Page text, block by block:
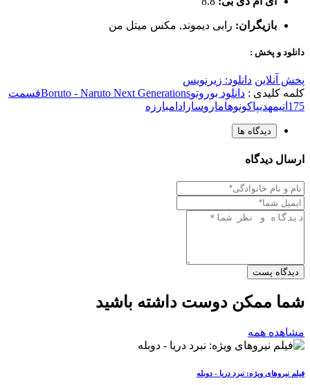
بازیگران: رابی دیموند, مکس میتل من
دانلود و پخش :
پخش آنلاین دانلود: زیرنویس
کلمه کلیدی : دانلود بوروتوBoruto - Naruto Next Generationsقسمت
175 انیمهدیپاکونوهاماروسارادا مبارزه
دیدگاه ها
ارسال دیدگاه
دیدگاه پست
شما ممکن دوست داشته باشید
مشاهده همه
فیلم نیروهای ویژه: نبرد دریا - دوبله